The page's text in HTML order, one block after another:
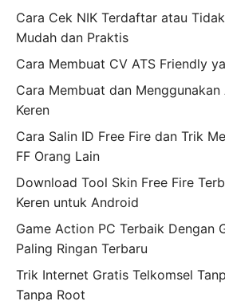
Cara Cek NIK Terdaftar atau
Mudah dan Praktis
Cara Membuat CV ATS Friendly
Cara Membuat dan
Keren
Cara Salin ID Free Fire dan Trik
FF Orang Lain
Download Tool Skin Free Fire
Keren untuk Android
Game Action PC Terbaik Dengan
Paling Ringan Terbaru
Trik Internet Gratis Telkomsel
Tanpa Root